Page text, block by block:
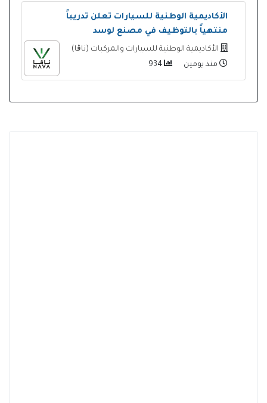
الأكاديمية الوطنية للسيارات تعلن تدريباً
منتهياً بالتوظيف في مصنع لوسد
الأكاديمية الوطنية للسيارات والمركبات (ناڨا)
منذ يومين